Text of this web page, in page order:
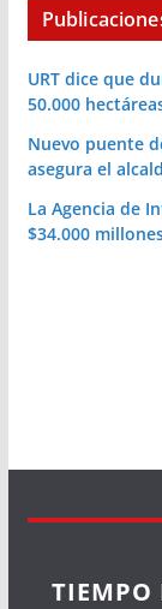
URT dice que
50.000
Nuevo puente
asegura el
La Agencia de
$34.000
TIEMPO